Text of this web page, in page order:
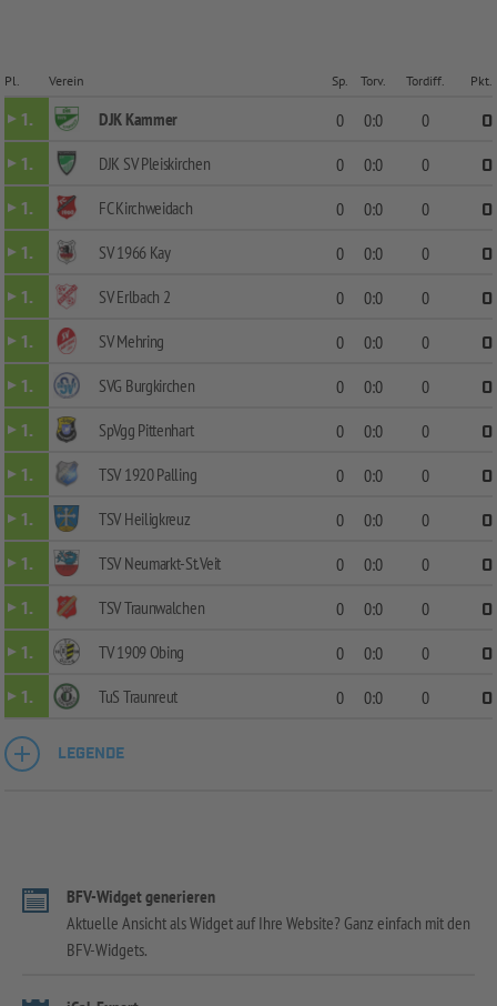
Pl. Verein Sp. Torv. Tordiff. Pkt.
1. DJK Kammer 0 0:0 0
0
1.
DJK SV Pleiskirchen 0 0:0 0
0
1.
FC Kirchweidach 0 0:0 0
0
1.
SV 1966 Kay 0 0:0 0
0
1.
SV Erlbach 2 0 0:0 0
0
1.
SV Mehring 0 0:0 0
0
1.
SVG Burgkirchen 0 0:0 0
0
1.
SpVgg Pittenhart 0 0:0 0
0
1.
TSV 1920 Palling 0 0:0 0
0
1.
TSV Heiligkreuz 0 0:0 0
0
1.
TSV Neumarkt-St.Veit 0 0:0 0
0
1.
TSV Traunwalchen 0 0:0 0
0
1.
TV 1909 Obing 0 0:0 0
0
1.
TuS Traunreut 0 0:0 0 0
LEGENDE
BFV-Widget generieren
Aktuelle Ansicht als Widget auf Ihre Website? Ganz einfach mit den
BFV-Widgets.